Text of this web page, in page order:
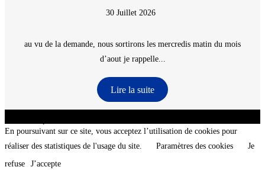
30 Juillet 2026
au vu de la demande, nous sortirons les mercredis matin du mois
d’aout je rappelle...
Lire la suite
En poursuivant sur ce site, vous acceptez l’utilisation de cookies pour
réaliser des statistiques de l'usage du site.
Paramètres des cookies
Je
refuse
J’accepte